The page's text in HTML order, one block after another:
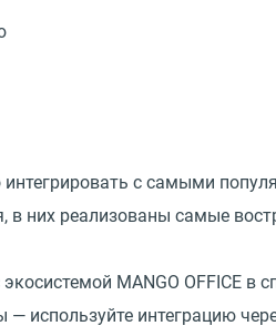
интегрировать с самыми
в них реализованы самые
MANGO OFFICE
используйте интеграцию